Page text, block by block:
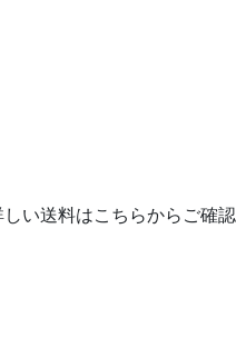
い送料はこちらからご確認